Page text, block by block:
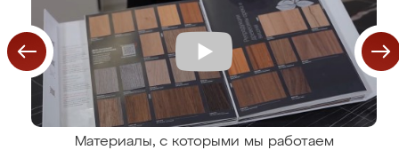
Материалы, с которыми мы работаем